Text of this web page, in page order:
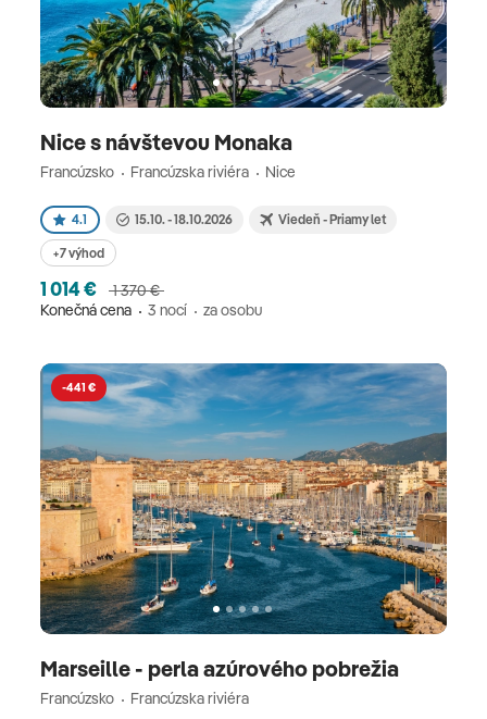
Nice s návštevou Monaka
Francúzsko Francúzska riviéra Nice
4.1 15.10. - 18.10.2026 Viedeň - Priamy let
+7 výhod
1 014 €
1 370 €
Konečná cena
3 nocí za osobu
-441 €
Marseille - perla azúrového pobrežia
Francúzsko Francúzska riviéra